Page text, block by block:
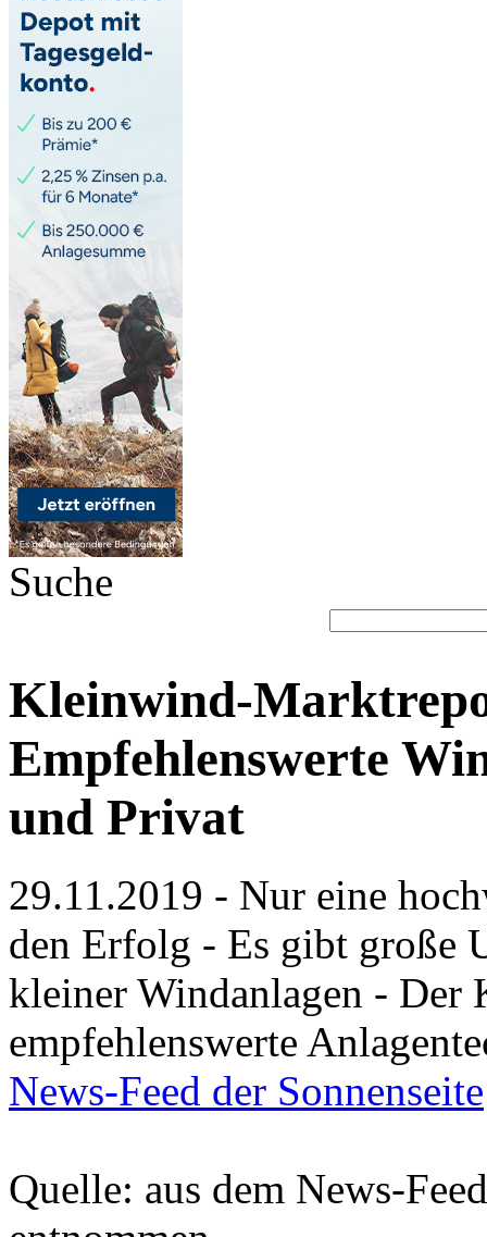
Suche
Kleinwind-
Empfehlenswerte
und Privat
29.11.2019 - Nur eine
den Erfolg - Es gibt große
kleiner Windanlagen -
empfehlenswerte
News-Feed der Sonnenseite
Quelle: aus dem News-